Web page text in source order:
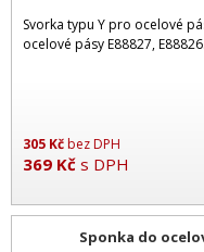
Svorka typu Y pro ocelové
ocelové pásy E88827,
305 Kčbez DPH
369 Kč s DPH
Sponka do